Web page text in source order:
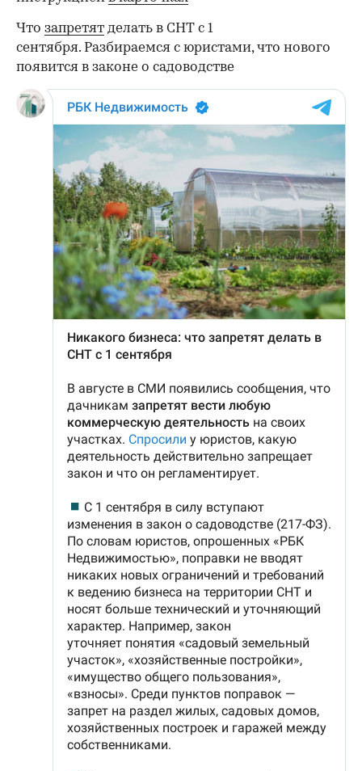
Что запретят делать в СНТ с 1
сентября. Разбираемся с юристами, что нового
появится в законе о садоводстве